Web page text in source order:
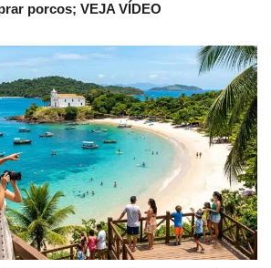
porcos; VEJA VÍDEO